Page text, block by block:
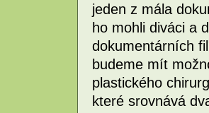
jeden z mála
ho mohli diváci a
dokumentárních
budeme mít
plastického
které srovnává